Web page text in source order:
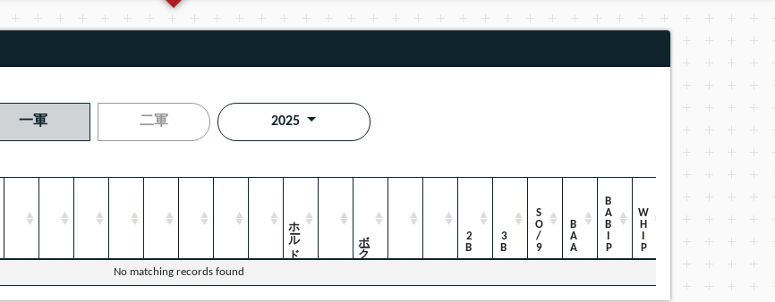
一軍 二軍 2025
ホールド ボーク 2B 3B SO/9 BAA BABIP WHIP
No matching records found